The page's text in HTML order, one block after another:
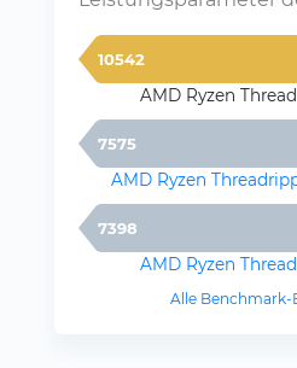
10542
AMD Ryzen
7575
AMD Ryzen
7398
AMD Ryzen
Alle Benchmark-